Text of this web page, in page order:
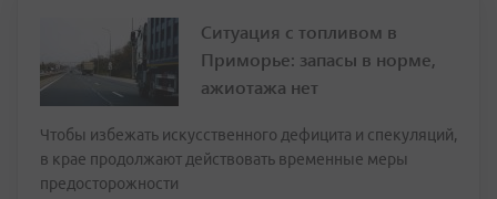
Ситуация с топливом в
Приморье: запасы в норме,
ажиотажа нет
Чтобы избежать искусственного дефицита и спекуляций,
в крае продолжают действовать временные меры
предосторожности